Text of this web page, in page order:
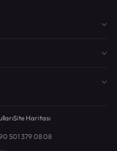
Site Haritası
501 379 08 08